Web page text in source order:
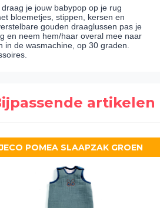
je jouw babypop op je rug
bloemetjes, stippen, kersen en
gouden draaglussen pas je
en neem hem/haar overal mee naar
in de wasmachine, op 30 graden.
artikelen
POMEA SLAAPZAK GROEN